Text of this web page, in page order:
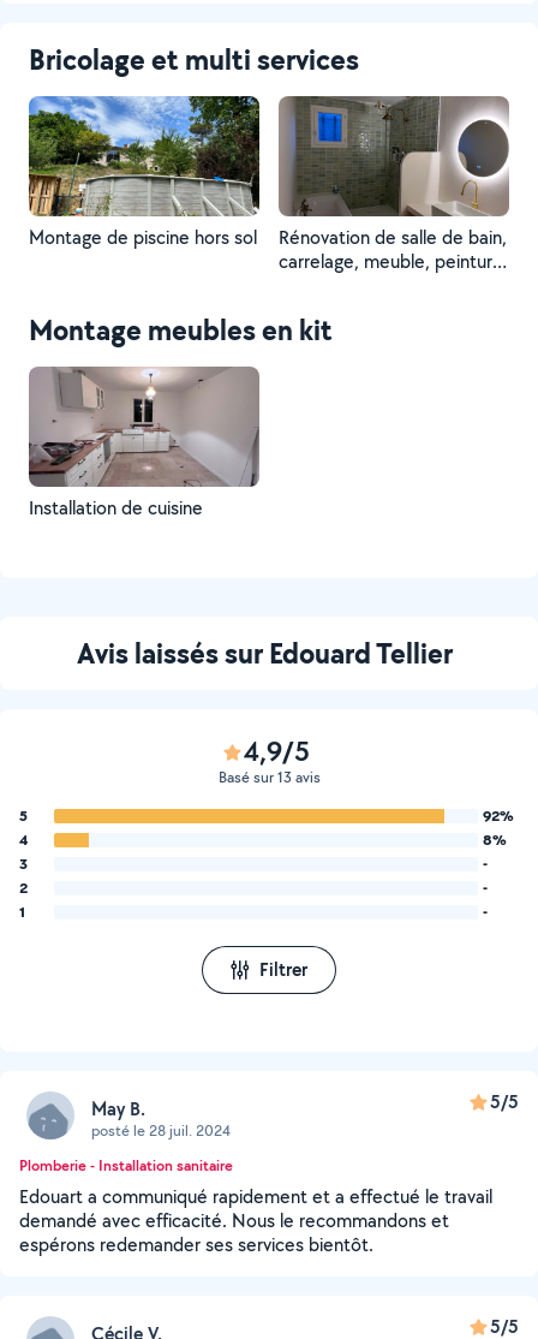
Bricolage et multi services
Montage de piscine hors sol
Rénovation de salle de bain,
carrelage, meuble, peinture,
Montage meubles en kit
Installation de cuisine
Avis laissés sur Edouard Tellier
4,9/5
Basé sur 13 avis
5
92%
4
8%
3
-
2
-
1
-
Filtrer
May B.
posté le 28 juil. 2024
5/5
Plomberie - Installation sanitaire
Edouart a communiqué rapidement et a effectué le travail
demandé avec efficacité. Nous le recommandons et
espérons redemander ses services bientôt.
Cécile V. 5/5